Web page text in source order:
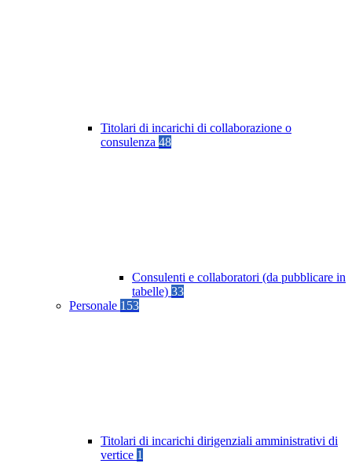
Titolari di incarichi di collaborazione o
consulenza 48
Consulenti e collaboratori (da pubblicare in
tabelle) 33
Personale 153
Titolari di incarichi dirigenziali amministrativi di
vertice 1